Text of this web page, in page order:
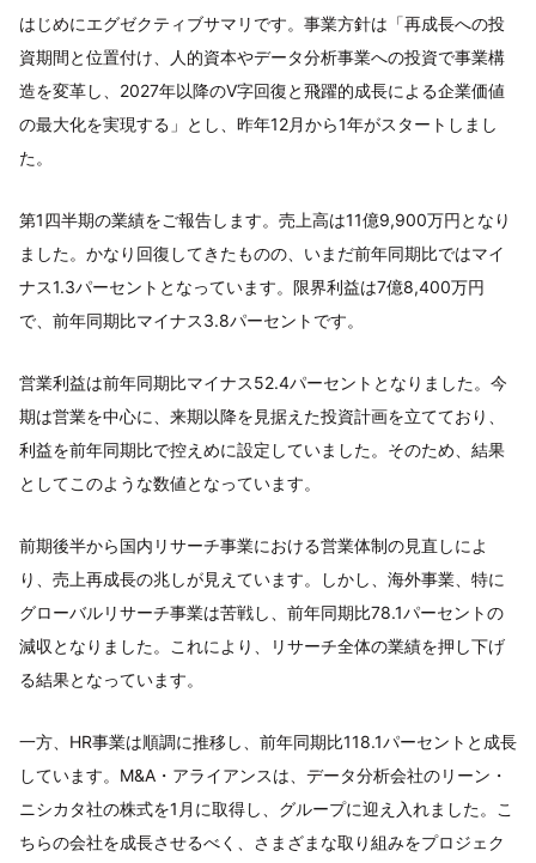
はじめにエグゼクティブサマリです。事業方針は「再成長への投
資期間と位置付け、人的資本やデータ分析事業への投資で事業構
造を変革し、2027年以降のV字回復と飛躍的成長による企業価値
の最大化を実現する」とし、昨年12月から1年がスタートしまし
た。
第1四半期の業績をご報告します。売上高は11億9,900万円となり
ました。かなり回復してきたものの、いまだ前年同期比ではマイ
ナス1.3パーセントとなっています。限界利益は7億8,400万円
で、前年同期比マイナス3.8パーセントです。
営業利益は前年同期比マイナス52.4パーセントとなりました。今
期は営業を中心に、来期以降を見据えた投資計画を立てており、
利益を前年同期比で控えめに設定していました。そのため、結果
としてこのような数値となっています。
前期後半から国内リサーチ事業における営業体制の見直しによ
り、売上再成長の兆しが見えています。しかし、海外事業、特に
グローバルリサーチ事業は苦戦し、前年同期比78.1パーセントの
減収となりました。これにより、リサーチ全体の業績を押し下げ
る結果となっています。
一方、HR事業は順調に推移し、前年同期比118.1パーセントと成長
しています。M&A・アライアンスは、データ分析会社のリーン・
ニシカタ社の株式を1月に取得し、グループに迎え入れました。こ
ちらの会社を成長させるべく、さまざまな取り組みをプロジェク